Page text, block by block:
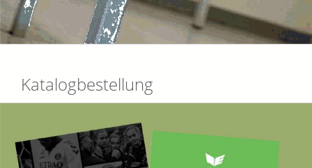
Katalogbestellung